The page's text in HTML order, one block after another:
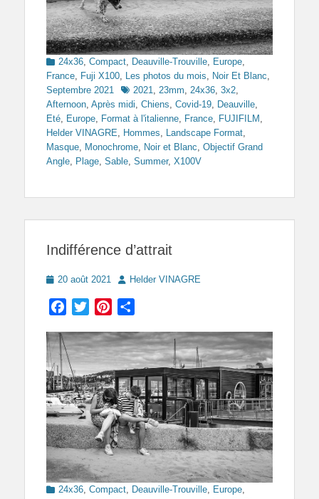
Categories
24x36, Compact, Deauville-Trouville, Europe,
France, Fuji X100, Les photos du mois, Noir Et Blanc,
Septembre 2021
Tags2021, 23mm, 24x36, 3x2,
Afternoon, Après midi, Chiens, Covid-19, Deauville,
Eté, Europe, Format à l'italienne, France, FUJIFILM ,
Helder VINAGRE, Hommes, Landscape Format,
Masque, Monochrome, Noir et Blanc, Objectif Grand
Angle, Plage, Sable, Summer, X100V
Indifférence d’attrait
Posted
20 août 2021 AuthorHelder VINAGRE
Facebook
TwitterPinterest
Categories
24x36, Compact, Deauville-Trouville, Europe,